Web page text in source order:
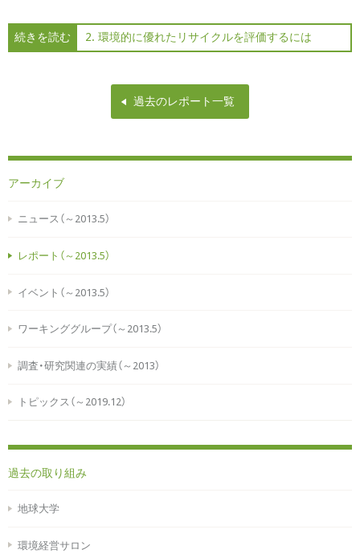
続きを読む 2. 環境的に優れたリサイクルを評価するには
過去のレポート一覧
アーカイブ
ニュース（～2013.5）
レポート（～2013.5）
イベント（～2013.5）
ワーキンググループ（～2013.5）
調査・研究関連の実績（～2013）
トピックス（～2019.12）
過去の取り組み
地球大学
環境経営サロン